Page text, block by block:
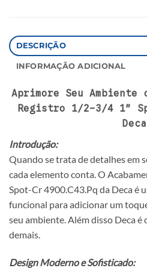
DESCRIÇÃO
INFORMAÇÃO ADICIONAL
Aprimore Seu Ambiente
Registro 1/2-3/4 1″
Deca
Introdução:
Quando se trata de detalhes em
cada elemento conta. O
Spot-Cr 4900.C43.Pq da Deca é
funcional para adicionar um
seu ambiente. Além disso Deca
demais.
Design Moderno e Sofisticado: